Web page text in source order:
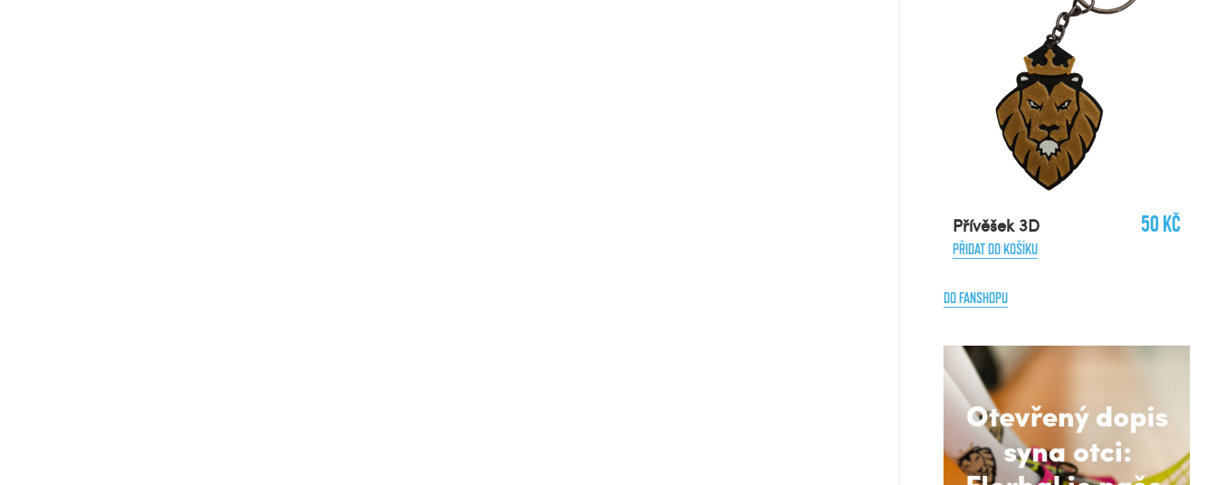
Přívěšek 3D
PŘIDAT DO KOŠÍKU
50 Kč
DO FANSHOPU